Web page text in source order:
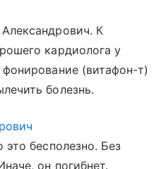
К
кардиолога у
(витафон-т)
болезнь.
это бесполезно. Без
он погибнет.